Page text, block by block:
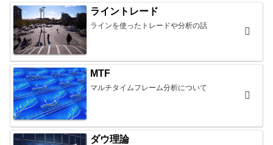
ライントレード
ラインを使ったトレードや分析の話
MTF
マルチタイムフレーム分析について
ダウ理論